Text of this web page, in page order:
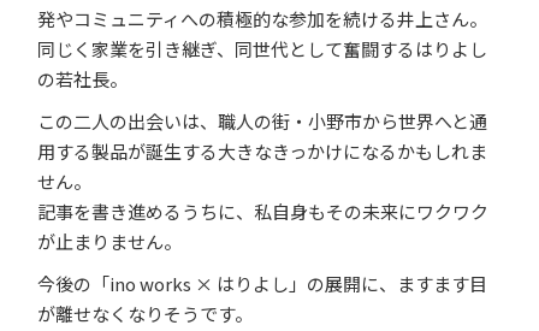
発やコミュニティへの積極的な参加を続ける井上さん。
同じく家業を引き継ぎ、同世代として奮闘するはりよし
の若社長。
この二人の出会いは、職人の街・小野市から世界へと通
用する製品が誕生する大きなきっかけになるかもしれま
せん。
記事を書き進めるうちに、私自身もその未来にワクワク
が止まりません。
今後の「ino works × はりよし」の展開に、ますます目
が離せなくなりそうです。